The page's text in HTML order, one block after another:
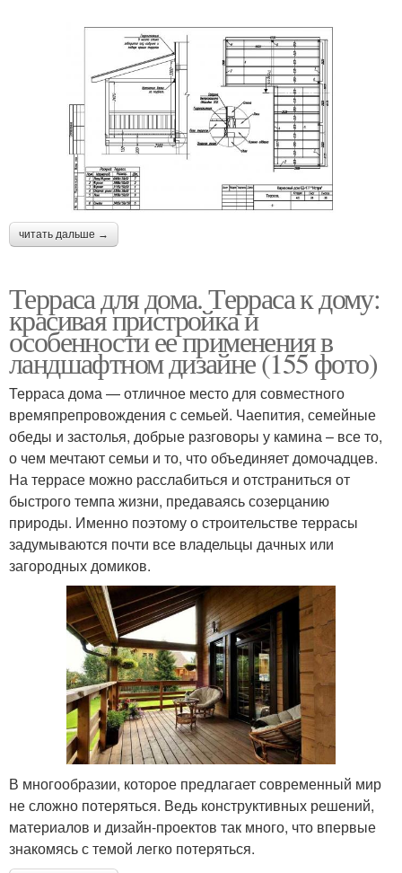
читать дальше →
Терраса для дома. Терраса к дому:
красивая пристройка и
особенности ее применения в
ландшафтном дизайне (155 фото)
Терраса дома — отличное место для совместного
времяпрепровождения с семьей. Чаепития, семейные
обеды и застолья, добрые разговоры у камина – все то,
о чем мечтают семьи и то, что объединяет домочадцев.
На террасе можно расслабиться и отстраниться от
быстрого темпа жизни, предаваясь созерцанию
природы. Именно поэтому о строительстве террасы
задумываются почти все владельцы дачных или
загородных домиков.
В многообразии, которое предлагает современный мир
не сложно потеряться. Ведь конструктивных решений,
материалов и дизайн-проектов так много, что впервые
знакомясь с темой легко потеряться.